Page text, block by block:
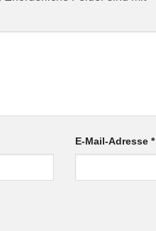
E-Mail-Adresse*